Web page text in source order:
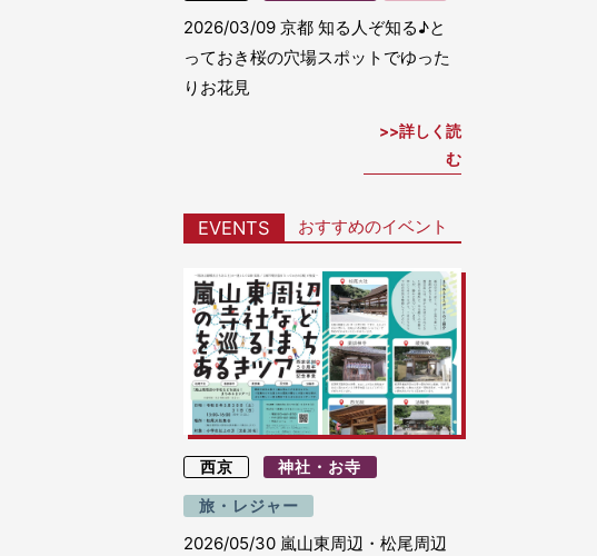
2026/03/09 京都 知る人ぞ知る♪と
っておき桜の穴場スポットでゆった
りお花見
詳しく読
む
EVENTS おすすめのイベント
西京 神社・お寺
旅・レジャー
2026/05/30 嵐山東周辺・松尾周辺